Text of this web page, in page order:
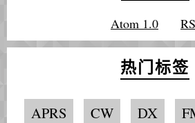
Atom 1.0
热门标签
APRS CW DX